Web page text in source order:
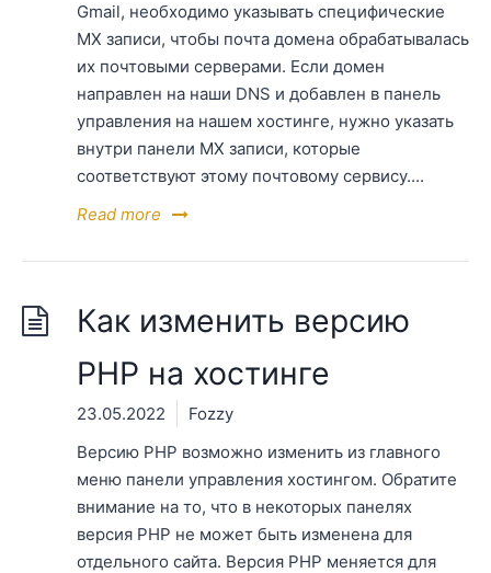
Gmail, необходимо указывать специфические
МХ записи, чтобы почта домена обрабатывалась
их почтовыми серверами. Если домен
направлен на наши DNS и добавлен в панель
управления на нашем хостинге, нужно указать
внутри панели МХ записи, которые
соответствуют этому почтовому сервису....
Read more
Как изменить версию
PHP на хостинге
23.05.2022
Fozzy
Версию PHP возможно изменить из главного
меню панели управления хостингом. Обратите
внимание на то, что в некоторых панелях
версия РНР не может быть изменена для
отдельного сайта. Версия РНР меняется для